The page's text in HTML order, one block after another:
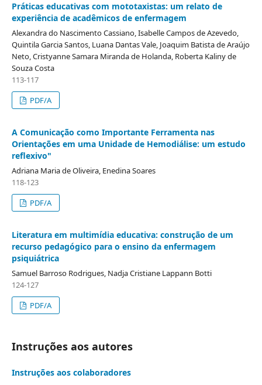
Práticas educativas com mototaxistas: um relato de
experiência de acadêmicos de enfermagem
Alexandra do Nascimento Cassiano, Isabelle Campos de Azevedo,
Quintila Garcia Santos, Luana Dantas Vale, Joaquim Batista de Araújo
Neto, Cristyanne Samara Miranda de Holanda, Roberta Kaliny de
Souza Costa
113-117
PDF/A
A Comunicação como Importante Ferramenta nas
Orientações em uma Unidade de Hemodiálise: um estudo
reflexivo"
Adriana Maria de Oliveira, Enedina Soares
118-123
PDF/A
Literatura em multimídia educativa: construção de um
recurso pedagógico para o ensino da enfermagem
psiquiátrica
Samuel Barroso Rodrigues, Nadja Cristiane Lappann Botti
124-127
PDF/A
Instruções aos autores
Instruções aos colaboradores